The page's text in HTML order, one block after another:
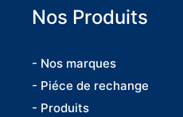
Nos Produits
- Nos marques
- Piéce de rechange
- Produits